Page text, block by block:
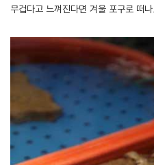
무겁다고 느껴진다면 겨울 포구로 떠